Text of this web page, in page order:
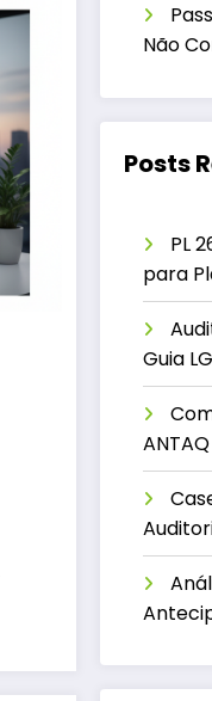
Não
Posts
PL
para
Guia
ANTAQ